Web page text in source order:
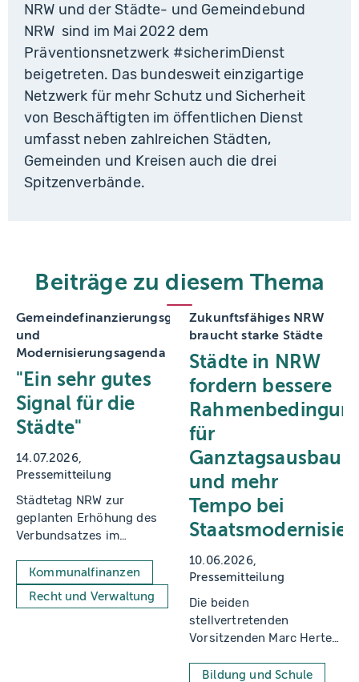
NRW und der Städte- und Gemeindebund
NRW sind im Mai 2022 dem
Präventionsnetzwerk #sicherimDienst
beigetreten. Das bundesweit einzigartige
Netzwerk für mehr Schutz und Sicherheit
von Beschäftigten im öffentlichen Dienst
umfasst neben zahlreichen Städten,
Gemeinden und Kreisen auch die drei
Spitzenverbände.
Beiträge zu diesem Thema
Gemeindefinanzierungsgesetz
und
Modernisierungsagenda
"Ein sehr gutes
Signal für die
Städte"
14.07.2026
Pressemitteilung
Städtetag NRW zur
geplanten Erhöhung des
Verbundsatzes im
und kommunalen
Modernisierungsagenda
Kommunalfinanzen
Recht und Verwaltung
Zukunftsfähiges NRW
braucht starke Städte
Städte in NRW
fordern bessere
für
Ganztagsausbau
und mehr
Tempo bei
10.06.2026
Pressemitteilung
Die beiden
stellvertretenden
Vorsitzenden Marc Herter
derBildung und Schule